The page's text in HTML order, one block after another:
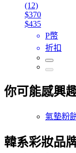
(12)
$370
$435
P幣
折扣
你可能感興
氣墊粉
韓系彩妝品